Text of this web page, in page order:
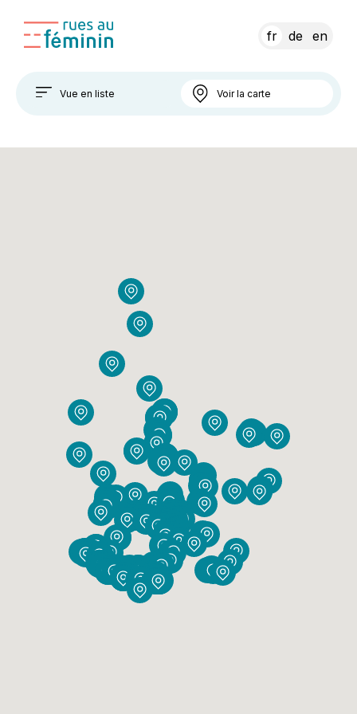
fr de en
Vue en liste Voir la carte